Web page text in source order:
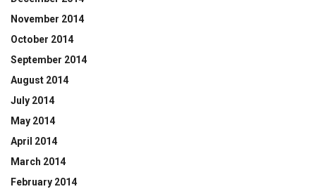
November 2014
October 2014
September 2014
August 2014
July 2014
May 2014
April 2014
March 2014
February 2014